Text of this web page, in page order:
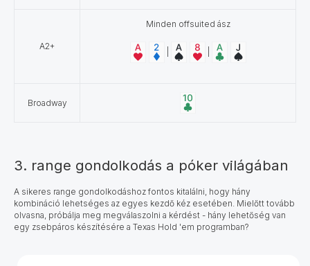
A2+
Minden offsuited ász
Broadway
3. range gondolkodás a póker világában
A sikeres range gondolkodáshoz fontos kitalálni, hogy hány
kombináció lehetséges az egyes kezdő kéz esetében. Mielőtt tovább
olvasna, próbálja meg megválaszolni a kérdést - hány lehetőség van
egy zsebpáros készítésére a Texas Hold 'em programban?